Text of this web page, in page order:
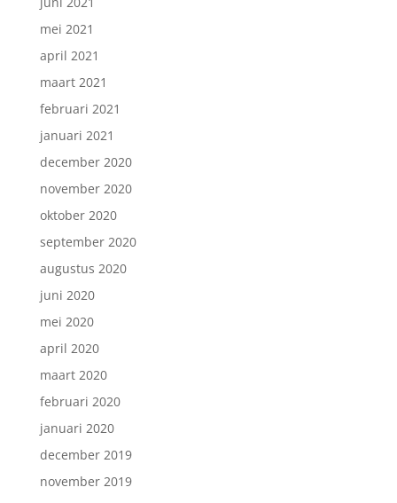
mei 2021
april 2021
maart 2021
februari 2021
januari 2021
december 2020
november 2020
oktober 2020
september 2020
augustus 2020
juni 2020
mei 2020
april 2020
maart 2020
februari 2020
januari 2020
december 2019
november 2019